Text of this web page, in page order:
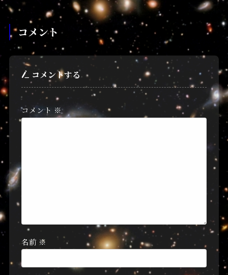
コメント
コメントする
コメント ※
名前 ※